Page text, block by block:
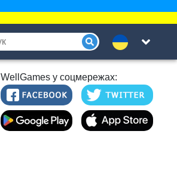
WellGames у соцмережах: